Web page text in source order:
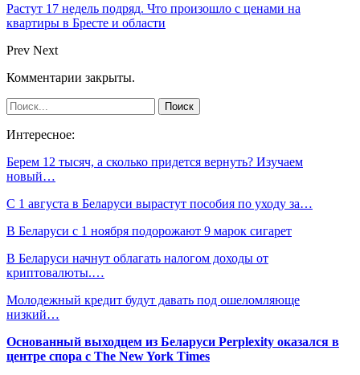
Растут 17 недель подряд. Что произошло с ценами на
квартиры в Бресте и области
Prev Next
Комментарии закрыты.
Интересное:
Берем 12 тысяч, а сколько придется вернуть? Изучаем
новый…
С 1 августа в Беларуси вырастут пособия по уходу за…
В Беларуси с 1 ноября подорожают 9 марок сигарет
В Беларуси начнут облагать налогом доходы от
криптовалюты.…
Молодежный кредит будут давать под ошеломляюще
низкий…
Основанный выходцем из Беларуси Perplexity оказался в
центре спора с The New York Times